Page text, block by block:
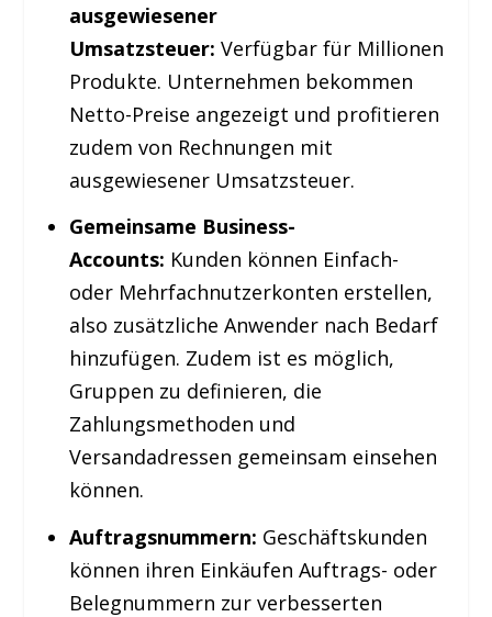
ausgewiesener
Umsatzsteuer: Verfügbar für Millionen
Produkte. Unternehmen bekommen
Netto-Preise angezeigt und profitieren
zudem von Rechnungen mit
ausgewiesener Umsatzsteuer.
Gemeinsame Business-
Accounts: Kunden können Einfach-
oder Mehrfachnutzerkonten erstellen,
also zusätzliche Anwender nach Bedarf
hinzufügen. Zudem ist es möglich,
Gruppen zu definieren, die
Zahlungsmethoden und
Versandadressen gemeinsam einsehen
können.
Auftragsnummern: Geschäftskunden
können ihren Einkäufen Auftrags- oder
Belegnummern zur verbesserten